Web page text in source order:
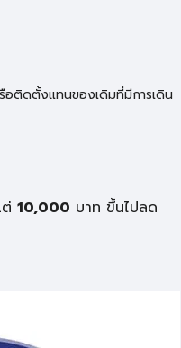
อติดตั้งแทนของเดิมที่มีการเดิน
10,000 บาท ขึ้นไปลด